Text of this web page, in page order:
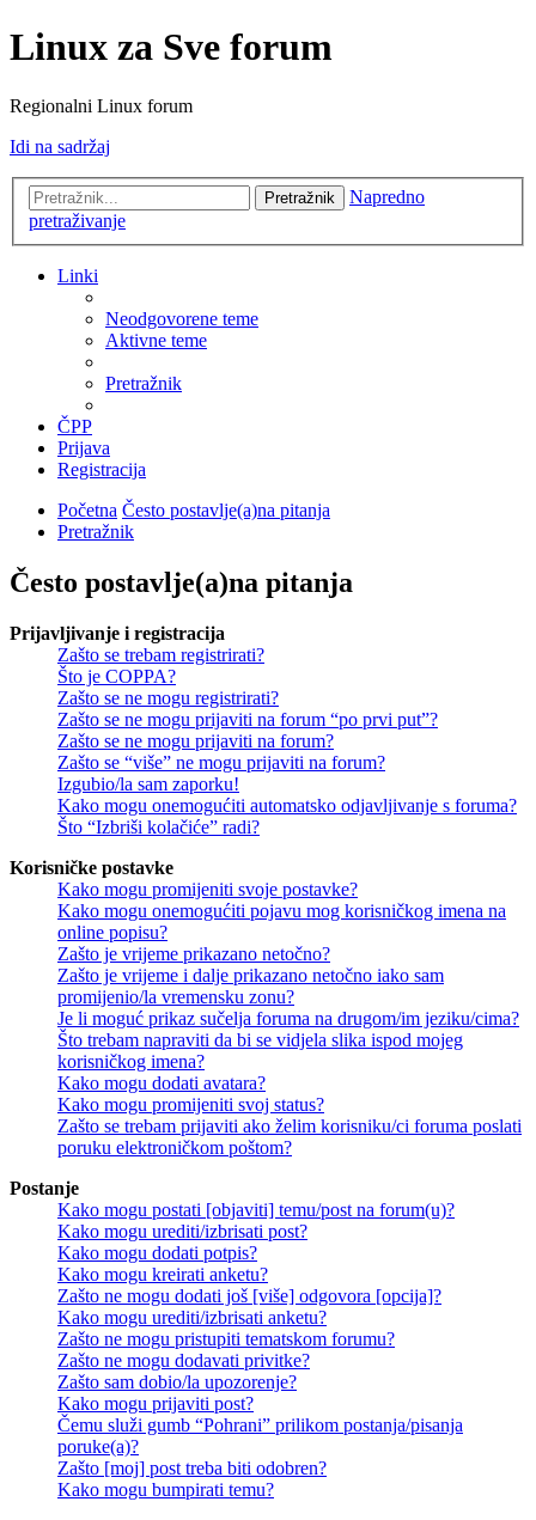
Linux za Sve forum
Regionalni Linux forum
Idi na sadržaj
Pretražnik
Napredno
pretraživanje
Linki
Neodgovorene teme
Aktivne teme
Pretražnik
ČPP
Prijava
Registracija
Početna Često postavlje(a)na pitanja
Pretražnik
Često postavlje(a)na pitanja
Prijavljivanje i registracija
Zašto se trebam registrirati?
Što je COPPA?
Zašto se ne mogu registrirati?
Zašto se ne mogu prijaviti na forum “po prvi put”?
Zašto se ne mogu prijaviti na forum?
Zašto se “više” ne mogu prijaviti na forum?
Izgubio/la sam zaporku!
Kako mogu onemogućiti automatsko odjavljivanje s foruma?
Što “Izbriši kolačiće” radi?
Korisničke postavke
Kako mogu promijeniti svoje postavke?
Kako mogu onemogućiti pojavu mog korisničkog imena na
online popisu?
Zašto je vrijeme prikazano netočno?
Zašto je vrijeme i dalje prikazano netočno iako sam
promijenio/la vremensku zonu?
Je li moguć prikaz sučelja foruma na drugom/im jeziku/cima?
Što trebam napraviti da bi se vidjela slika ispod mojeg
korisničkog imena?
Kako mogu dodati avatara?
Kako mogu promijeniti svoj status?
Zašto se trebam prijaviti ako želim korisniku/ci foruma poslati
poruku elektroničkom poštom?
Postanje
Kako mogu postati [objaviti] temu/post na forum(u)?
Kako mogu urediti/izbrisati post?
Kako mogu dodati potpis?
Kako mogu kreirati anketu?
Zašto ne mogu dodati još [više] odgovora [opcija]?
Kako mogu urediti/izbrisati anketu?
Zašto ne mogu pristupiti tematskom forumu?
Zašto ne mogu dodavati privitke?
Zašto sam dobio/la upozorenje?
Kako mogu prijaviti post?
Čemu služi gumb “Pohrani” prilikom postanja/pisanja
poruke(a)?
Zašto [moj] post treba biti odobren?
Kako mogu bumpirati temu?